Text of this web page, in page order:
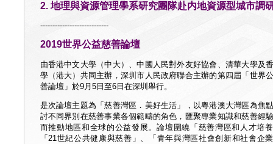
2. 地理與資源管理學系研究團隊赴内地資源型城市調
----------------------------
2019世界公益慈善論壇
由香港中文大學（中大）、中國人民對外友好協會、清華大學及
學（港大）共同主辦，深圳市人民政府聯合主辦的第四屆「世界
善論壇」於9月5日至6日在深圳舉行。
是次論壇主題為「慈善灣區．美好生活」，以粵港澳大灣區為焦
討不同界別在慈善事業各個範疇的角色，匯聚專業知識和慈善經
而推動地區和全球的公益發展。論壇圍繞「慈善灣區和人才培
「21世紀公共健康與慈善」、「青年與灣區社會創新和社會企